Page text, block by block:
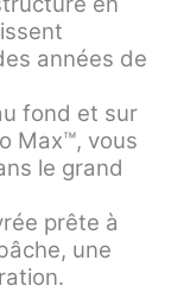
années de
fond et sur
Max™, vous
le grand
prête à
une